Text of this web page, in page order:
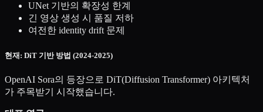
UNet 기반의 확장성 한계
긴 영상 생성 시 품질 저하
여전한 identity drift 문제
현재: DiT 기반 방법 (2024-2025)
OpenAI Sora의 등장으로 DiT(Diffusion Transformer) 아키텍처
가 주목받기 시작했습니다.